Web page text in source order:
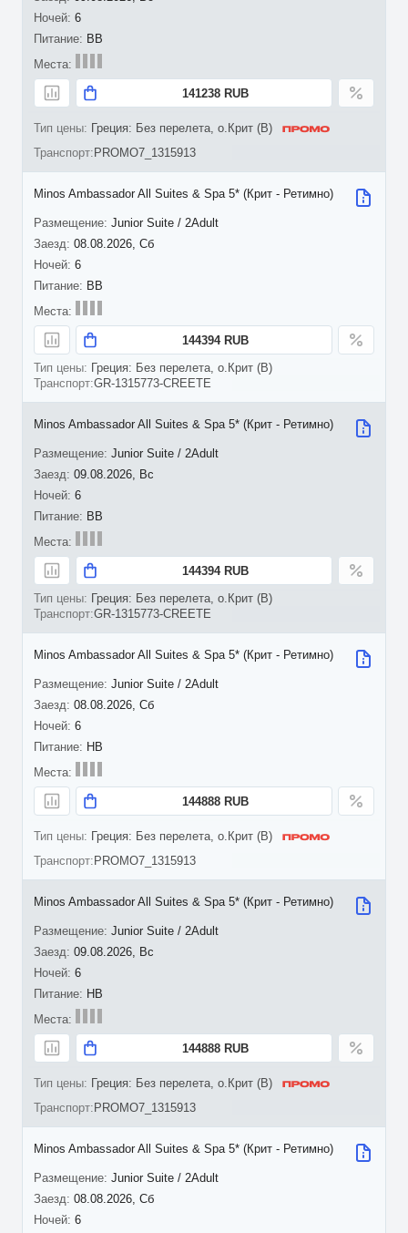
6
BB
141238 RUB
Греция: Без перелета, о.Крит (B)
PROMO7_1315913
08.08.2026, Сб
6
Minos Ambassador All Suites & Spa 5* (Крит - Ретимно)
Junior Suite / 2Adult
BB
144394 RUB
Греция: Без перелета, о.Крит (B)
GR-1315773-CREETE
09.08.2026, Вс
6
Minos Ambassador All Suites & Spa 5* (Крит - Ретимно)
Junior Suite / 2Adult
BB
144394 RUB
Греция: Без перелета, о.Крит (B)
GR-1315773-CREETE
08.08.2026, Сб
6
Minos Ambassador All Suites & Spa 5* (Крит - Ретимно)
Junior Suite / 2Adult
HB
144888 RUB
Греция: Без перелета, о.Крит (B)
PROMO7_1315913
09.08.2026, Вс
6
Minos Ambassador All Suites & Spa 5* (Крит - Ретимно)
Junior Suite / 2Adult
HB
144888 RUB
Греция: Без перелета, о.Крит (B)
PROMO7_1315913
08.08.2026, Сб
6
Minos Ambassador All Suites & Spa 5* (Крит - Ретимно)
Junior Suite / 2Adult